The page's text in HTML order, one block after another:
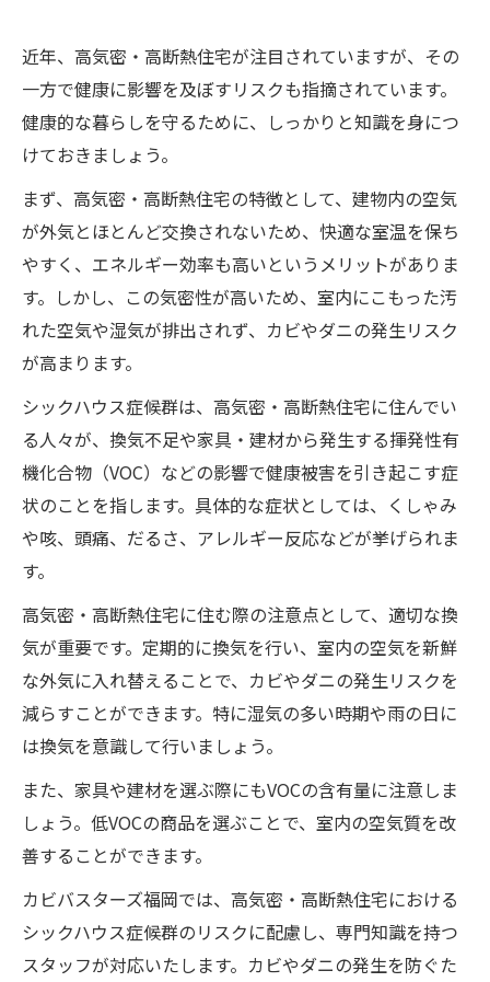
近年、高気密・高断熱住宅が注目されていますが、その
一方で健康に影響を及ぼすリスクも指摘されています。
健康的な暮らしを守るために、しっかりと知識を身につ
けておきましょう。
まず、高気密・高断熱住宅の特徴として、建物内の空気
が外気とほとんど交換されないため、快適な室温を保ち
やすく、エネルギー効率も高いというメリットがありま
す。しかし、この気密性が高いため、室内にこもった汚
れた空気や湿気が排出されず、カビやダニの発生リスク
が高まります。
シックハウス症候群は、高気密・高断熱住宅に住んでい
る人々が、換気不足や家具・建材から発生する揮発性有
機化合物（VOC）などの影響で健康被害を引き起こす症
状のことを指します。具体的な症状としては、くしゃみ
や咳、頭痛、だるさ、アレルギー反応などが挙げられま
す。
高気密・高断熱住宅に住む際の注意点として、適切な換
気が重要です。定期的に換気を行い、室内の空気を新鮮
な外気に入れ替えることで、カビやダニの発生リスクを
減らすことができます。特に湿気の多い時期や雨の日に
は換気を意識して行いましょう。
また、家具や建材を選ぶ際にもVOCの含有量に注意しま
しょう。低VOCの商品を選ぶことで、室内の空気質を改
善することができます。
カビバスターズ福岡では、高気密・高断熱住宅における
シックハウス症候群のリスクに配慮し、専門知識を持つ
スタッフが対応いたします。カビやダニの発生を防ぐた